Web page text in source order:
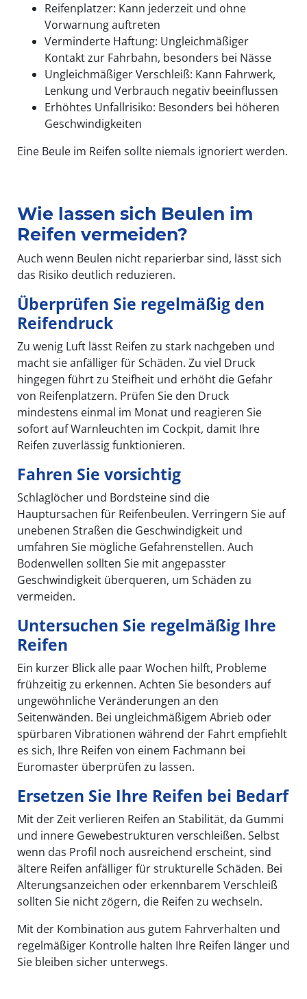
Reifenplatzer: Kann jederzeit und ohne
Vorwarnung auftreten
Verminderte Haftung: Ungleichmäßiger
Kontakt zur Fahrbahn, besonders bei Nässe
Ungleichmäßiger Verschleiß: Kann Fahrwerk,
Lenkung und Verbrauch negativ beeinflussen
Erhöhtes Unfallrisiko: Besonders bei höheren
Geschwindigkeiten
Eine Beule im Reifen sollte niemals ignoriert werden.
Wie lassen sich Beulen im
Reifen vermeiden?
Auch wenn Beulen nicht reparierbar sind, lässt sich
das Risiko deutlich reduzieren.
Überprüfen Sie regelmäßig den
Reifendruck
Zu wenig Luft lässt Reifen zu stark nachgeben und
macht sie anfälliger für Schäden. Zu viel Druck
hingegen führt zu Steifheit und erhöht die Gefahr
von Reifenplatzern. Prüfen Sie den Druck
mindestens einmal im Monat und reagieren Sie
sofort auf Warnleuchten im Cockpit, damit Ihre
Reifen zuverlässig funktionieren.
Fahren Sie vorsichtig
Schlaglöcher und Bordsteine sind die
Hauptursachen für Reifenbeulen. Verringern Sie auf
unebenen Straßen die Geschwindigkeit und
umfahren Sie mögliche Gefahrenstellen. Auch
Bodenwellen sollten Sie mit angepasster
Geschwindigkeit überqueren, um Schäden zu
vermeiden.
Untersuchen Sie regelmäßig Ihre
Reifen
Ein kurzer Blick alle paar Wochen hilft, Probleme
frühzeitig zu erkennen. Achten Sie besonders auf
ungewöhnliche Veränderungen an den
Seitenwänden. Bei ungleichmäßigem Abrieb oder
spürbaren Vibrationen während der Fahrt empfiehlt
es sich, Ihre Reifen von einem Fachmann bei
Euromaster überprüfen zu lassen.
Ersetzen Sie Ihre Reifen bei Bedarf
Mit der Zeit verlieren Reifen an Stabilität, da Gummi
und innere Gewebestrukturen verschleißen. Selbst
wenn das Profil noch ausreichend erscheint, sind
ältere Reifen anfälliger für strukturelle Schäden. Bei
Alterungsanzeichen oder erkennbarem Verschleiß
sollten Sie nicht zögern, die Reifen zu wechseln.
Mit der Kombination aus gutem Fahrverhalten und
regelmäßiger Kontrolle halten Ihre Reifen länger und
Sie bleiben sicher unterwegs.